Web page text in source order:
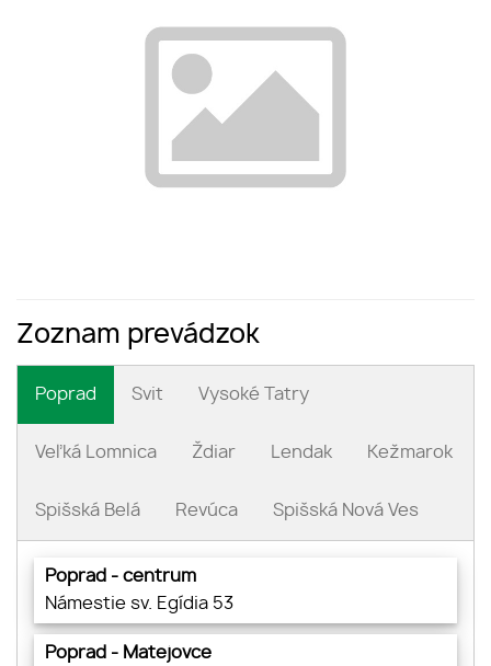
Zoznam prevádzok
Poprad Svit Vysoké Tatry
Veľká Lomnica Ždiar Lendak Kežmarok
Spišská Belá Revúca Spišská Nová Ves
Poprad - centrum
Námestie sv. Egídia 53
Poprad - Matejovce